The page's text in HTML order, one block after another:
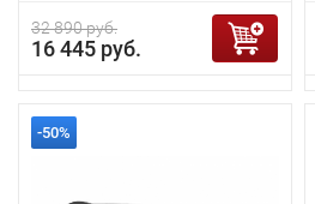
32 890 руб.
16 445 руб.
-50%